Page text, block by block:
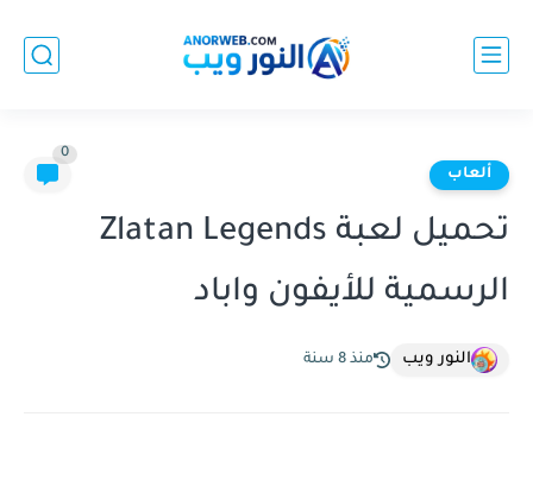
ألعاب
0
تحميل لعبة Zlatan Legends
الرسمية للأيفون واباد
النور ويب منذ 8 سنة